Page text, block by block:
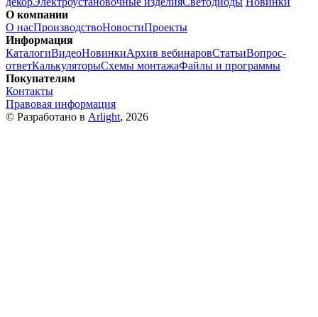
О компании
О насПроизводствоНовостиПроекты
Информация
КаталогиВидеоНовинкиАрхив вебинаровСтатьиВопрос-
ответКалькуляторыСхемы монтажаФайлы и программы
Покупателям
Контакты
Правовая информация
© Разработано в Arlight, 2026